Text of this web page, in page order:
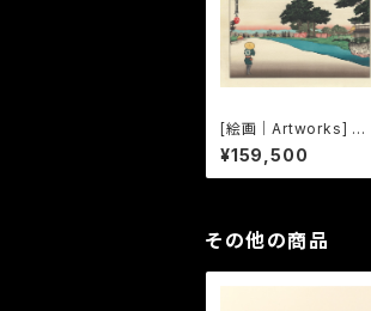
[絵画｜Artworks] 今
昔懐景うしろすがた -水
無月-
¥159,500
その他の商品